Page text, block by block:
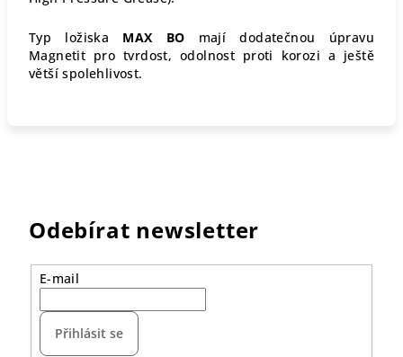
Typ ložiska MAX BO mají dodatečnou úpravu
Magnetit pro tvrdost, odolnost proti korozi a ještě
větší spolehlivost.
Odebírat newsletter
E-mail
Přihlásit se